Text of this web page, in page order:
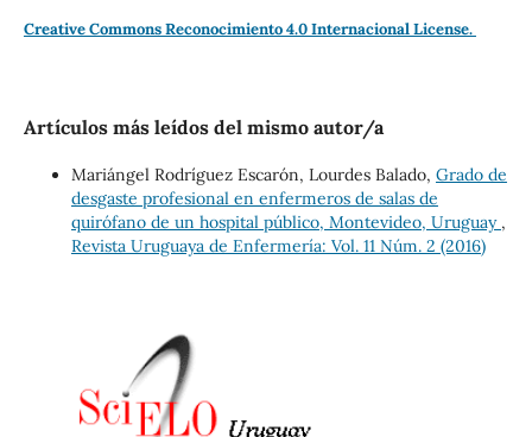
Creative Commons Reconocimiento 4.0 Internacional License.
Artículos más leídos del mismo autor/a
Mariángel Rodríguez Escarón, Lourdes Balado, Grado de
desgaste profesional en enfermeros de salas de
quirófano de un hospital público, Montevideo, Uruguay ,
Revista Uruguaya de Enfermería: Vol. 11 Núm. 2 (2016)